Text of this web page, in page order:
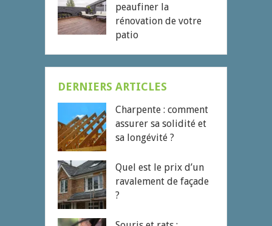
peaufiner la
rénovation de votre
patio
DERNIERS ARTICLES
Charpente : comment
assurer sa solidité et
sa longévité ?
Quel est le prix d’un
ravalement de façade
?